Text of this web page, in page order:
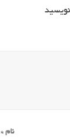
نام*